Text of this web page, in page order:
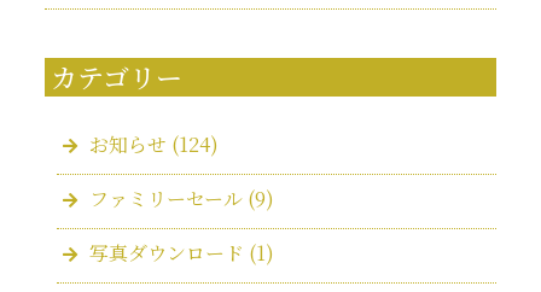
カテゴリー
お知らせ (124)
ファミリーセール (9)
写真ダウンロード (1)